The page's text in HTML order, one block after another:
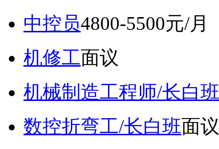
中控员4800-5500元/月
机修工面议
机械制造工程师/长白班
数控折弯工/长白班面议